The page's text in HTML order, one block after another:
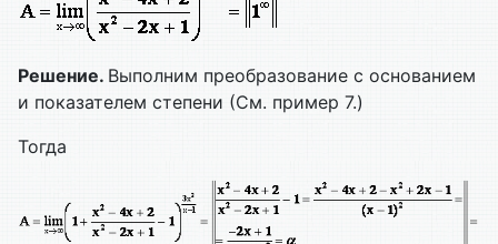
Решение. Выполним преобразование с основанием
и показателем степени (См. пример 7.)
Тогда